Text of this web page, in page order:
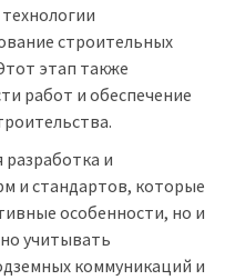
строительных
этап также
работ и обеспечение
разработка и
и стандартов, которые
особенности, но и
учитывать
коммуникаций и